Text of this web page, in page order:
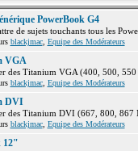
PowerBook G4
de sujets touchants tous les
blackjmac, Equipe des Modérateurs
VGA
des Titanium VGA (400, 500,
blackjmac, Equipe des Modérateurs
DVI
des Titanium DVI (667, 800, 867
blackjmac, Equipe des Modérateurs
12"